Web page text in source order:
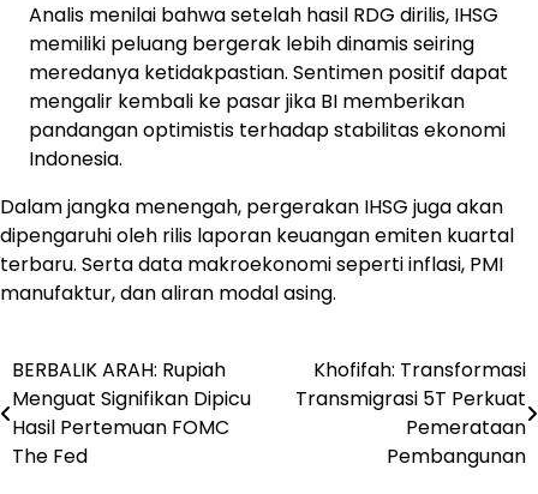
Analis menilai bahwa setelah hasil RDG dirilis, IHSG
memiliki peluang bergerak lebih dinamis seiring
meredanya ketidakpastian. Sentimen positif dapat
mengalir kembali ke pasar jika BI memberikan
pandangan optimistis terhadap stabilitas ekonomi
Indonesia.
Dalam jangka menengah, pergerakan IHSG juga akan
dipengaruhi oleh rilis laporan keuangan emiten kuartal
terbaru. Serta data makroekonomi seperti inflasi, PMI
manufaktur, dan aliran modal asing.
Post
navigation
BERBALIK ARAH: Rupiah
Menguat Signifikan Dipicu
Hasil Pertemuan FOMC
The Fed
Khofifah: Transformasi
Transmigrasi 5T Perkuat
Pemerataan
Pembangunan